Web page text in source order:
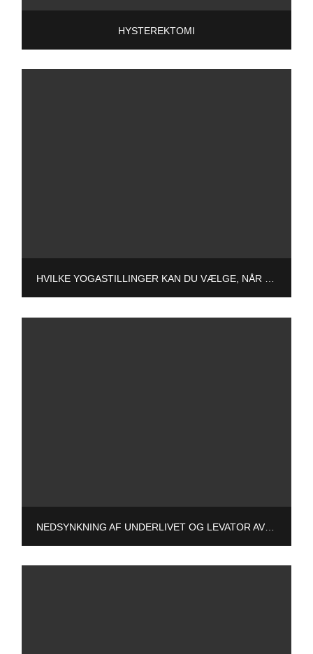
HYSTEREKTOMI
HVILKE YOGASTILLINGER KAN DU VÆLGE, NÅR DU HAR EN PROLAPS AF DIT UNDERLIV – OG HVILKE ER NO-GO?
NEDSYNKNING AF UNDERLIVET OG LEVATOR AVULSION – VEJLEDNING HOS SPECIALISEREDE GYNOBS FYSIOTERAPEUTER